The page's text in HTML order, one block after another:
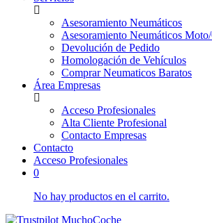
Asesoramiento Neumáticos
Asesoramiento Neumáticos
Devolución de Pedido
Homologación de Vehículos
Comprar Neumaticos Baratos
Área Empresas
Acceso Profesionales
Alta Cliente Profesional
Contacto Empresas
Contacto
Acceso Profesionales
0
No hay productos en el carrito.